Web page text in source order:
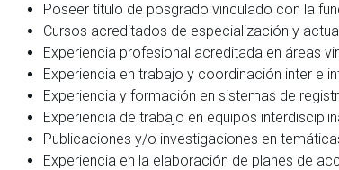
Poseer título de posgrado vinculado con la
Cursos acreditados de especialización y
Experiencia profesional acreditada en áreas
Experiencia en trabajo y coordinación inter e
Experiencia y formación en sistemas de
Experiencia de trabajo en equipos
Publicaciones y/o investigaciones en
Experiencia en la elaboración de planes de